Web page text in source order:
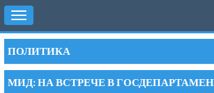
Toggle
navigation
ПОЛИТИКА
МИД: НА ВСТРЕЧЕ В